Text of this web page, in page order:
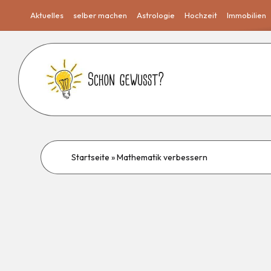
Aktuelles selber machen Astrologie Hochzeit Immobilien
Startseite »Mathematik verbessern